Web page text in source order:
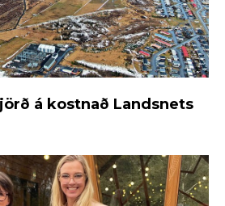
á kostnað Landsnets